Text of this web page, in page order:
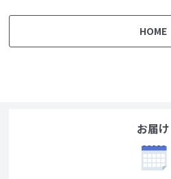
HOME
お届け